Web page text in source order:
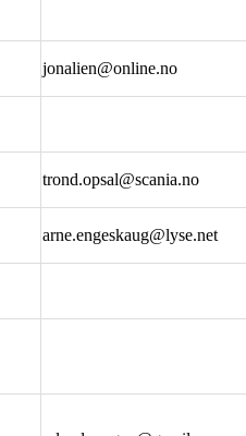
jonalien@online.no
trond.opsal@scania.no
arne.engeskaug@lyse.net